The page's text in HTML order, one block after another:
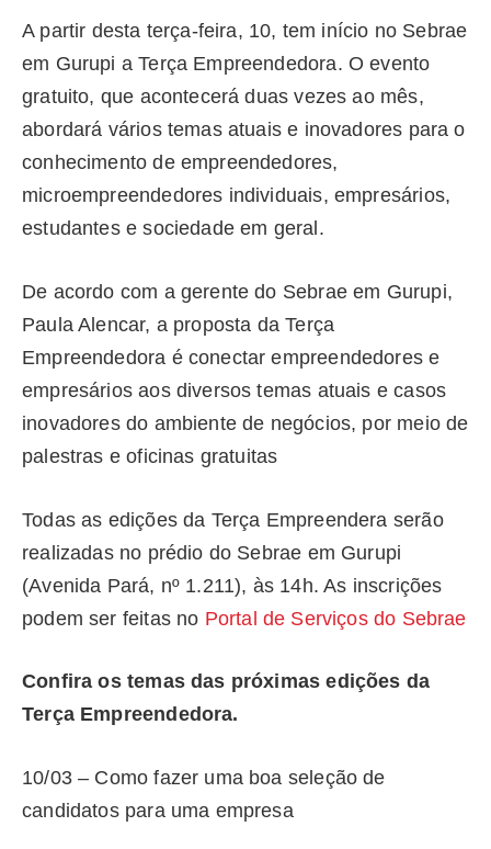
A partir desta terça-feira, 10, tem início no Sebrae
em Gurupi a Terça Empreendedora. O evento
gratuito, que acontecerá duas vezes ao mês,
abordará vários temas atuais e inovadores para o
conhecimento de empreendedores,
microempreendedores individuais, empresários,
estudantes e sociedade em geral.
De acordo com a gerente do Sebrae em Gurupi,
Paula Alencar, a proposta da Terça
Empreendedora é conectar empreendedores e
empresários aos diversos temas atuais e casos
inovadores do ambiente de negócios, por meio de
palestras e oficinas gratuitas
Todas as edições da Terça Empreendera serão
realizadas no prédio do Sebrae em Gurupi
(Avenida Pará, nº 1.211), às 14h. As inscrições
podem ser feitas no Portal de Serviços do Sebrae
Confira os temas das próximas edições da
Terça Empreendedora.
10/03 – Como fazer uma boa seleção de
candidatos para uma empresa